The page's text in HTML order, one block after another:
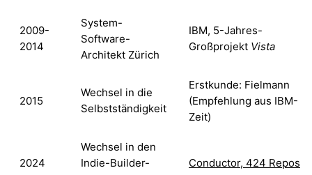
2009-
2014
System-
Software-
Architekt Zürich
IBM, 5-Jahres-
Großprojekt Vista
2015
Wechsel in die
Selbstständigkeit
Erstkunde: Fielmann
(Empfehlung aus IBM-
Zeit)
2024
Wechsel in den
Indie-Builder-
Conductor, 424 Repos